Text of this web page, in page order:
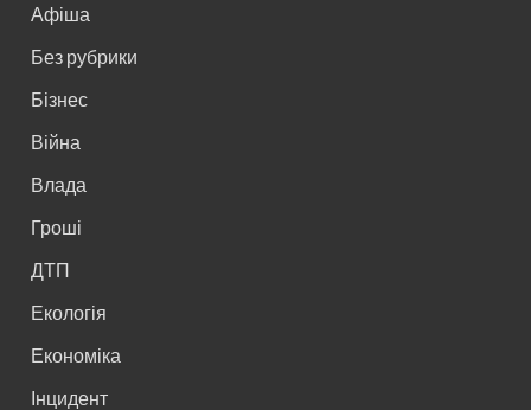
Афіша
Без рубрики
Бізнес
Війна
Влада
Гроші
ДТП
Екологія
Економіка
Інцидент